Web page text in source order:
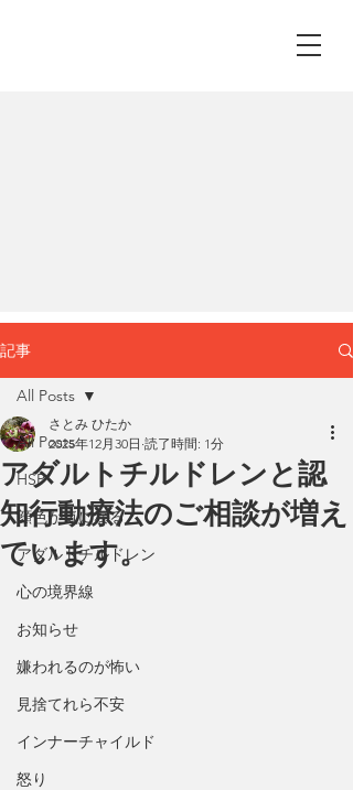
記事
All Posts
HSP
顔色が気になる
アダルトチルドレン
心の境界線
お知らせ
嫌われるのが怖い
見捨てれら不安
インナーチャイルド
怒り
All Posts
アダルトチルドレンと認
知行動療法のご相談が増え
ています。
さとみ ひたか
2025年12月30日 読了時間: 1分